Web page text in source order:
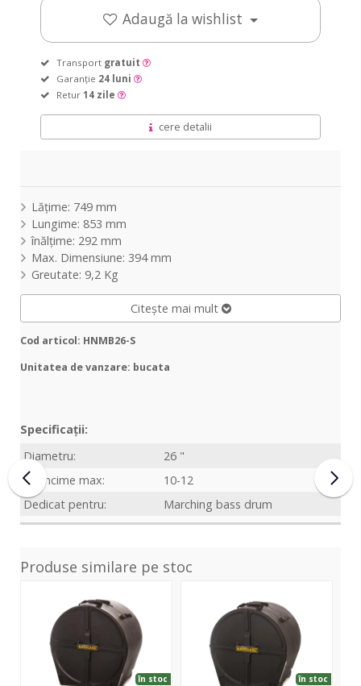
Adaugă la wishlist
Transport gratuit
Garanție 24 luni
Retur 14 zile
cere detalii
Lățime: 749 mm
Lungime: 853 mm
înălțime: 292 mm
Max. Dimensiune: 394 mm
Greutate: 9,2 Kg
Citește mai mult
Cod articol: HNMB26-S
Unitatea de vanzare: bucata
Specificații:
Diametru:
26 "
Adâncime max:
10-12
Dedicat pentru:
Marching bass drum
Produse similare pe stoc
în stoc în stoc